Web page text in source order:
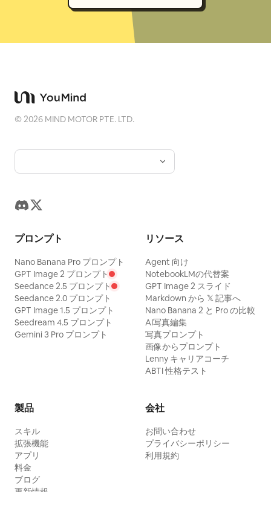
©2026 MIND MOTOR PTE. LTD.
プロンプト
Nano Banana Pro プロンプト
GPT Image 2 プロンプト
Seedance 2.5 プロンプト
Seedance 2.0 プロンプト
GPT Image 1.5 プロンプト
Seedream 4.5 プロンプト
Gemini 3 Pro プロンプト
リソース
Agent 向け
NotebookLMの代替案
GPT Image 2 スライド
Markdown から 𝕏 記事へ
Nano Banana 2 と Pro の比較
AI写真編集
写真プロンプト
画像からプロンプト
Lenny キャリアコーチ
ABTI 性格テスト
製品
スキル
拡張機能
アプリ
料金
ブログ
更新情報
会社
お問い合わせ
プライバシーポリシー
利用規約